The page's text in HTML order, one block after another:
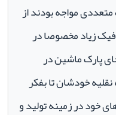
مواجه بودند از
زیاد مخصوصا در
پارک ماشین در
نقلیه خودشان تا بفکر
خود در زمینه تولید و